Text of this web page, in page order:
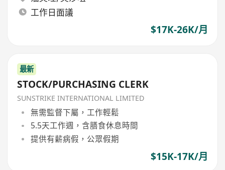
工作日面議
$17K-26K/月
最新
STOCK/PURCHASING CLERK
SUNSTRIKE INTERNATIONAL LIMITED
無需監督下屬，工作輕鬆
5.5天工作週，含膳食休息時間
提供有薪病假，公眾假期
$15K-17K/月